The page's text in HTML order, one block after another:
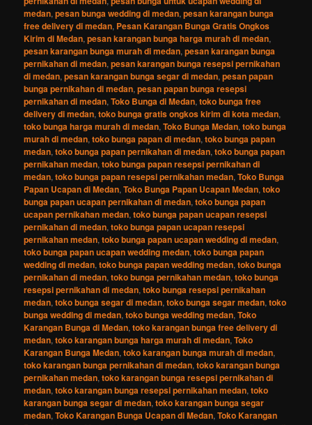
medan,pesan bunga wedding di medan,pesan karangan bunga
free delivery di medan, Pesan Karangan Bunga Gratis Ongkos
Kirim di Medan,pesan karangan bunga harga murah di medan,
pesan karangan bunga murah di medan,pesan karangan bunga
pernikahan di medan,pesan karangan bunga resepsi pernikahan
di medan,pesan karangan bunga segar di medan,pesan papan
bunga pernikahan di medan,pesan papan bunga resepsi
pernikahan di medan,Toko Bunga di Medan,toko bunga free
delivery di medan,toko bunga gratis ongkos kirim di kota medan,
toko bunga harga murah di medan,Toko Bunga Medan,toko bunga
murah di medan,toko bunga papan di medan,toko bunga papan
medan,toko bunga papan pernikahan di medan,toko bunga papan
pernikahan medan,toko bunga papan resepsi pernikahan di
medan,toko bunga papan resepsi pernikahan medan,Toko Bunga
Papan Ucapan di Medan,Toko Bunga Papan Ucapan Medan,toko
bunga papan ucapan pernikahan di medan,toko bunga papan
ucapan pernikahan medan,toko bunga papan ucapan resepsi
pernikahan di medan,toko bunga papan ucapan resepsi
pernikahan medan,toko bunga papan ucapan wedding di medan,
toko bunga papan ucapan wedding medan,toko bunga papan
wedding di medan,toko bunga papan wedding medan,toko bunga
pernikahan di medan,toko bunga pernikahan medan,toko bunga
resepsi pernikahan di medan,toko bunga resepsi pernikahan
medan,toko bunga segar di medan,toko bunga segar medan,toko
bunga wedding di medan,toko bunga wedding medan,Toko
Karangan Bunga di Medan,toko karangan bunga free delivery di
medan,toko karangan bunga harga murah di medan,Toko
Karangan Bunga Medan,toko karangan bunga murah di medan,
toko karangan bunga pernikahan di medan,toko karangan bunga
pernikahan medan,toko karangan bunga resepsi pernikahan di
medan,toko karangan bunga resepsi pernikahan medan,toko
karangan bunga segar di medan,toko karangan bunga segar
medan,Toko Karangan Bunga Ucapan di Medan,Toko Karangan